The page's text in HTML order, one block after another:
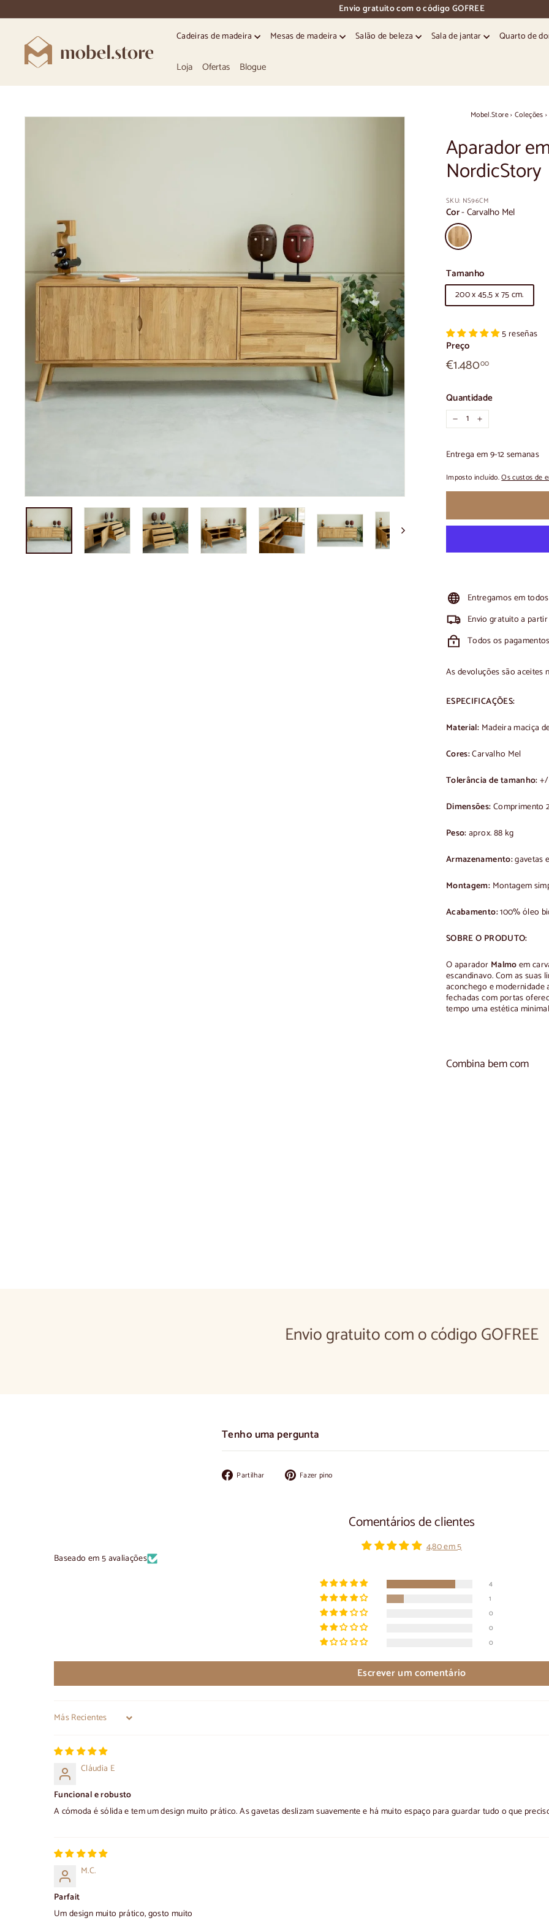
directamente
conteúdo
pausa
nos
diapositivos
Envio gratuito com o código GOFREE
M
o
l.
Cadeiras de madeira Mesas de madeira Salão de beleza Sala de jantar Quarto de
Loja Ofertas Blogue
Mobel.Store› Coleções ›
Aparador
NordicStory
SKU: NS96CM
Cor-Carvalho Mel
Tamanho
200 x 45,5 x 75 cm.
5 reseñas
Preço
Preço
normal
€1.48000€1.480,00
Quantidade
- +
Entrega em 9-12 semanas
Imposto incluído.Os custos de
Entregamos em
Envio gratuito a
Todos os
As devoluções são aceites
ESPECIFICAÇÕES:
Material: Madeira maciça
Cores:Carvalho Mel
Tolerância de tamanho:
Dimensões:Comprimento
Peso:aprox. 88 kg
Armazenamento:gavetas
Montagem: Montagem
Acabamento:100% óleo
SOBRE O PRODUTO:
O aparador Malmoem
escandinavo. Com as suas
aconchego e modernidade
fechadas com portas
tempo uma estética
Combina bem com
Envio gratuito com o código GOFREE
Tenho uma pergunta
Partilhar PartilharFazer pino
Comentários de clientes
4,80 em 5
Baseado em 5 avaliações
4
1
0
0
0
Escrever um comentário
Sort by
Cláudia E
Funcional e robusto
A cómoda é sólida e tem um design muito prático. As gavetas deslizam suavemente e há muito espaço para guardar tudo o que
M.C.
Parfait
Um design muito prático, gosto muito